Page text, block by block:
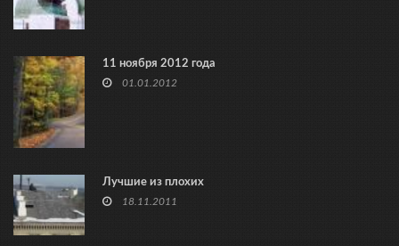
11 ноября 2012 года
01.01.2012
Лучшие из плохих
18.11.2011